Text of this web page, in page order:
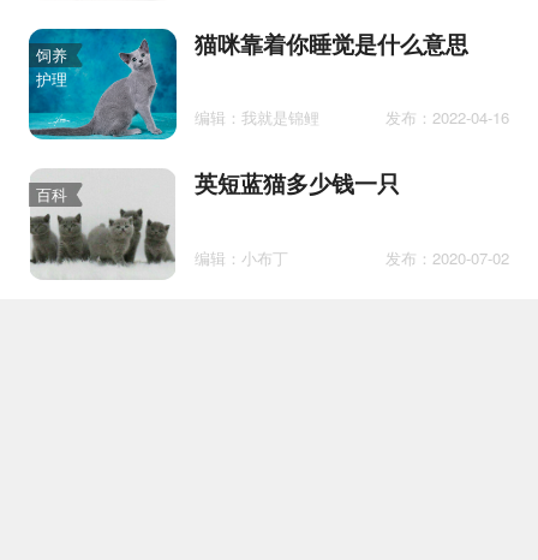
饲养
护理
猫咪靠着你睡觉是什么意思
编辑：我就是锦鲤 发布：2022-04-16
百科 英短蓝猫多少钱一只
编辑：小布丁 发布：2020-07-02